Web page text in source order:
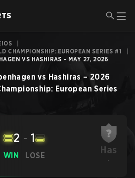
CHAMPIONSHIP: EUROPEAN SERIES #1
VS HASHIRAS - MAY 27, 2026
vs Hashiras – 2026
European Series
WIN
2 - 1
LOSE Has
-